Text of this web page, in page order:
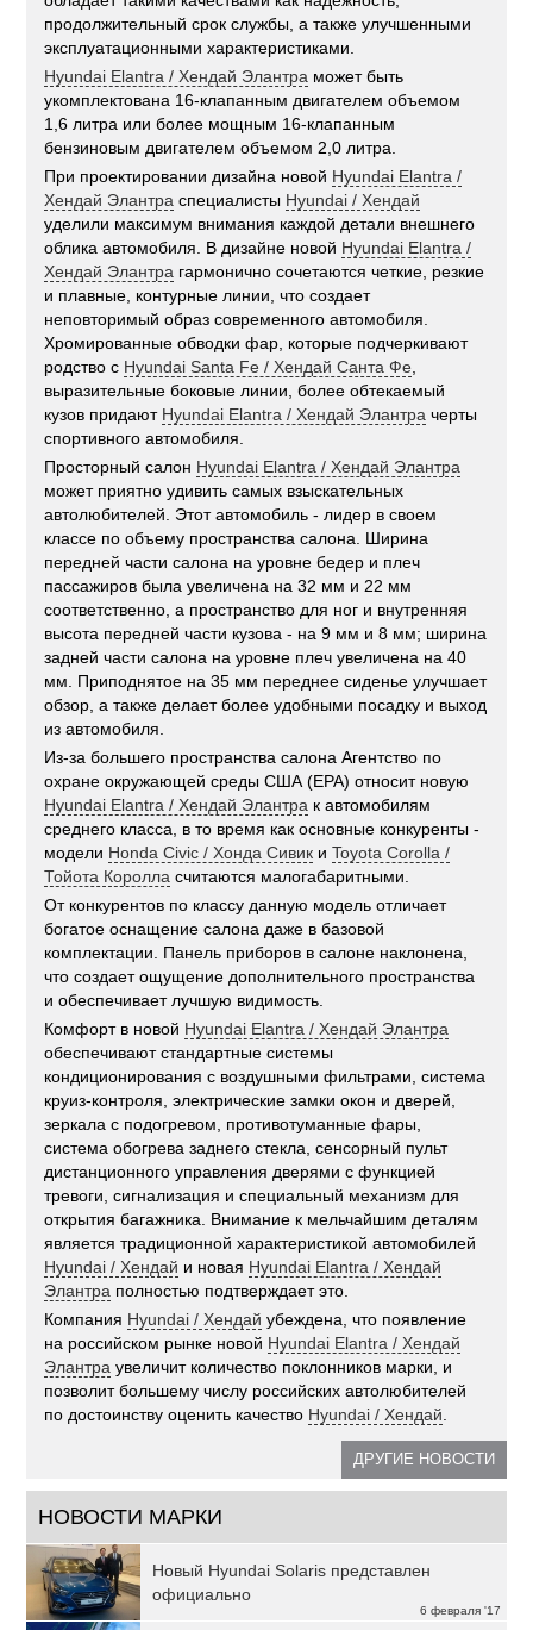
продолжительный срок службы, а также улучшенными
эксплуатационными характеристиками.
Hyundai Elantra / Хендай Элантра может быть
укомплектована 16-клапанным двигателем объемом
1,6 литра или более мощным 16-клапанным
бензиновым двигателем объемом 2,0 литра.
При проектировании дизайна новой Hyundai Elantra /
Хендай Элантра специалисты Hyundai / Хендай
уделили максимум внимания каждой детали внешнего
облика автомобиля. В дизайне новой Hyundai Elantra /
Хендай Элантра гармонично сочетаются четкие, резкие
и плавные, контурные линии, что создает
неповторимый образ современного автомобиля.
Хромированные обводки фар, которые подчеркивают
родство с Hyundai Santa Fe / Хендай Санта Фе
выразительные боковые линии, более обтекаемый
кузов придают Hyundai Elantra / Хендай Элантра черты
спортивного автомобиля.
Просторный салон Hyundai Elantra / Хендай Элантра
может приятно удивить самых взыскательных
автолюбителей. Этот автомобиль - лидер в своем
классе по объему пространства салона. Ширина
передней части салона на уровне бедер и плеч
пассажиров была увеличена на 32 мм и 22 мм
соответственно, а пространство для ног и внутренняя
высота передней части кузова - на 9 мм и 8 мм; ширина
задней части салона на уровне плеч увеличена на 40
мм. Приподнятое на 35 мм переднее сиденье улучшает
обзор, а также делает более удобными посадку и выход
из автомобиля.
Из-за большего пространства салона Агентство по
охране окружающей среды США (EPA) относит новую
Hyundai Elantra / Хендай Элантра к автомобилям
среднего класса, в то время как основные конкуренты -
модели Honda Civic / Хонда Сивик иToyota Corolla /
Тойота Королла считаются малогабаритными.
От конкурентов по классу данную модель отличает
богатое оснащение салона даже в базовой
комплектации. Панель приборов в салоне наклонена,
что создает ощущение дополнительного пространства
и обеспечивает лучшую видимость.
Комфорт в новой Hyundai Elantra / Хендай Элантра
обеспечивают стандартные системы
кондиционирования с воздушными фильтрами, система
круиз-контроля, электрические замки окон и дверей,
зеркала с подогревом, противотуманные фары,
система обогрева заднего стекла, сенсорный пульт
дистанционного управления дверями с функцией
тревоги, сигнализация и специальный механизм для
открытия багажника. Внимание к мельчайшим деталям
является традиционной характеристикой автомобилей
Hyundai / Хендай и новая Hyundai Elantra / Хендай
Элантра полностью подтверждает это.
Компания Hyundai / Хендай убеждена, что появление
на российском рынке новой Hyundai Elantra / Хендай
Элантра увеличит количество поклонников марки, и
позволит большему числу российских автолюбителей
по достоинству оценить качество Hyundai / Хендай
ДРУГИЕ НОВОСТИ
НОВОСТИ МАРКИ
6 февраля '17
Новый Hyundai Solaris представлен
официально